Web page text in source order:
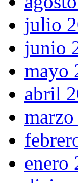
julio
junio
mayo
abril
enero